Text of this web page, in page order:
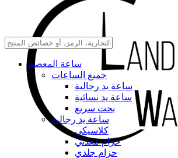
ساعة المعصم
جميع الساعات
ساعة يد رجالية
ساعة يد نسائية
بحث سريع
ساعة يد رجالية
كلاسيكي
حزام معدني
حزام جلدي